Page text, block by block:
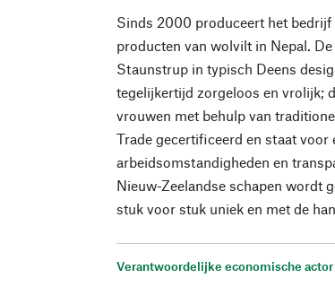
Sinds 2000 produceert het
producten van wolvilt in Nepal.
Staunstrup in typisch Deens
tegelijkertijd zorgeloos en vrolijk;
vrouwen met behulp van
Trade gecertificeerd en staat voor
arbeidsomstandigheden en
Nieuw-Zeelandse schapen wordt
stuk voor stuk uniek en met de
Verantwoordelijke economische actor